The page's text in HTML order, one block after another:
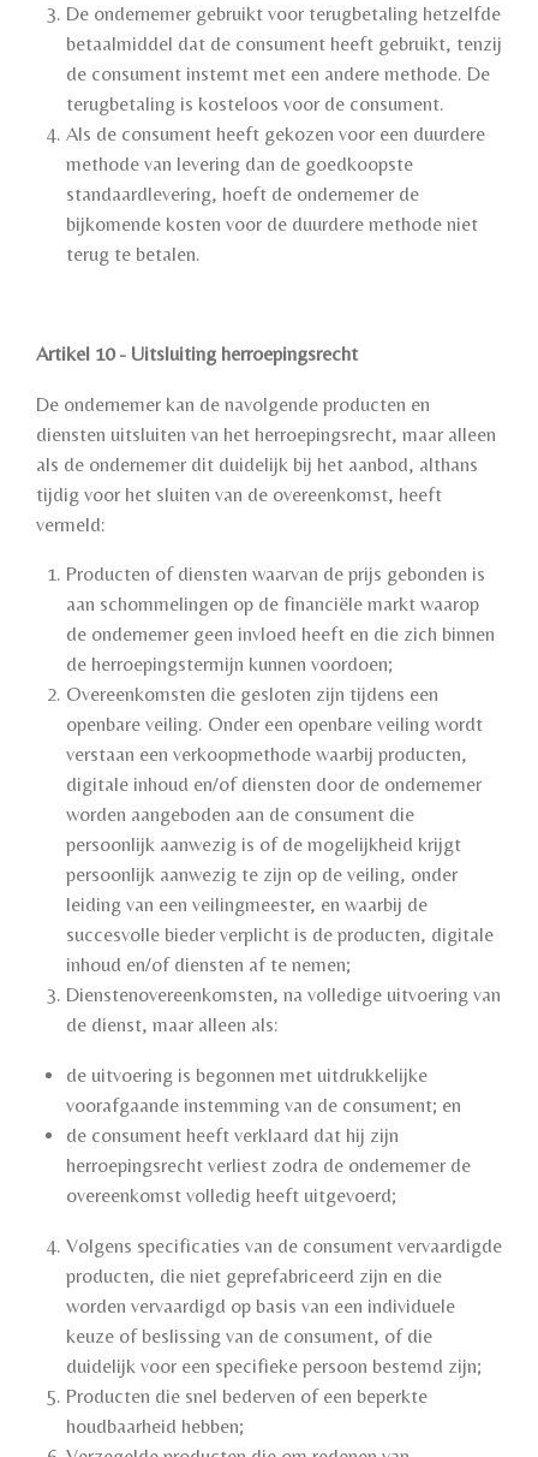
De ondernemer gebruikt voor terugbetaling hetzelfde
betaalmiddel dat de consument heeft gebruikt, tenzij
de consument instemt met een andere methode. De
terugbetaling is kosteloos voor de consument.
Als de consument heeft gekozen voor een duurdere
methode van levering dan de goedkoopste
standaardlevering, hoeft de ondernemer de
bijkomende kosten voor de duurdere methode niet
terug te betalen.
Artikel 10 - Uitsluiting herroepingsrecht
De ondernemer kan de navolgende producten en
diensten uitsluiten van het herroepingsrecht, maar alleen
als de ondernemer dit duidelijk bij het aanbod, althans
tijdig voor het sluiten van de overeenkomst, heeft
vermeld:
Producten of diensten waarvan de prijs gebonden is
aan schommelingen op de financiële markt waarop
de ondernemer geen invloed heeft en die zich binnen
de herroepingstermijn kunnen voordoen;
Overeenkomsten die gesloten zijn tijdens een
openbare veiling. Onder een openbare veiling wordt
verstaan een verkoopmethode waarbij producten,
digitale inhoud en/of diensten door de ondernemer
worden aangeboden aan de consument die
persoonlijk aanwezig is of de mogelijkheid krijgt
persoonlijk aanwezig te zijn op de veiling, onder
leiding van een veilingmeester, en waarbij de
succesvolle bieder verplicht is de producten, digitale
inhoud en/of diensten af te nemen;
Dienstenovereenkomsten, na volledige uitvoering van
de dienst, maar alleen als:
de uitvoering is begonnen met uitdrukkelijke
voorafgaande instemming van de consument; en
de consument heeft verklaard dat hij zijn
herroepingsrecht verliest zodra de ondernemer de
overeenkomst volledig heeft uitgevoerd;
Volgens specificaties van de consument vervaardigde
producten, die niet geprefabriceerd zijn en die
worden vervaardigd op basis van een individuele
keuze of beslissing van de consument, of die
duidelijk voor een specifieke persoon bestemd zijn;
Producten die snel bederven of een beperkte
houdbaarheid hebben;